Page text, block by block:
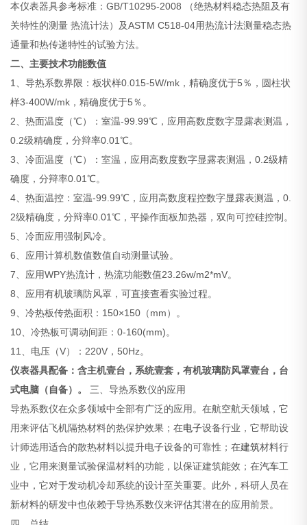
本仪表器具参考标准：GB/T10295-2008 （绝热材料稳态热阻及有
关特性的测量 热流计法）及ASTM C518-04用热流计法测量稳态热
通量和热传递特性的试验方法。
二、主要技术功能数值
1、导热系数界限：板状样0.015-5W/mk，精确度优于5％，圆柱状
样3-400W/mk，精确度优于5％。
2、热面温度（℃）：室温-99.99℃，应用高数度数字显露表测温，
0.2级精确度，分辩率0.01℃。
3、冷面温度（℃）：室温，应用高数度数字显露表测温，0.2级精
确度，分辩率0.01℃。
4、热面温控：室温-99.99℃，应用高数度程控数字显露表测温，0.
2级精确度，分辩率0.01℃，平操作面板加热器，双向可控硅控制。
5、冷面应用强制风冷。
6、应用计算机数值数值自动测量试验。
7、应用WPY热流计，热流功能数值23.26w/m2*mV。
8、应用有机玻璃防风罩，可直接查看实验过程。
9、冷热板传热面积：150×150（mm）。
10、冷热板可调动间距：0-160(mm)。
11、电压（V）：220V，50Hz。
仪表器具配备：含主机壹台，系统壹套，有机玻璃防风罩壹台，台
式电脑（自备）。
三、导热系数仪的应用
导热系数仪在众多领域中全部有广泛的应用。在航空航天领域，它
用来评估飞机隔热材料的热保护效果；在电子设备行业，它帮助设
计师选用适合的散热材料以提升电子设备的可靠性；在建筑材料行
业，它用来测量试验保温材料的功能，以保证建筑能效；在汽车工
业中，它对于发动机冷却系统的设计至关重要。此外，科研人员在
新材料的研发中也依赖于导热系数仪来评估其潜在的应用前景。